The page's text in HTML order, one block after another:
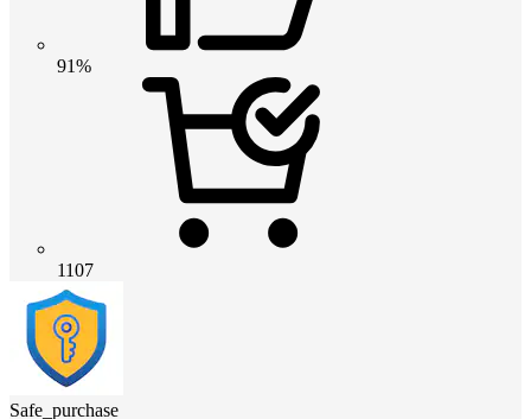
91%
1107
Safe_purchase